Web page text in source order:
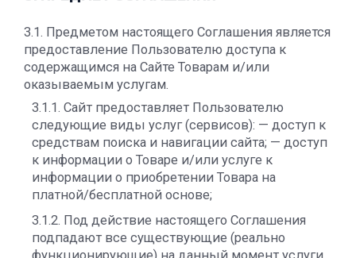
3.1. Предметом настоящего Соглашения является
предоставление Пользователю доступа к
содержащимся на Сайте Товарам и/или
оказываемым услугам.
3.1.1. Сайт предоставляет Пользователю
следующие виды услуг (сервисов): — доступ к
средствам поиска и навигации сайта; — доступ
к информации о Товаре и/или услуге к
информации о приобретении Товара на
платной/бесплатной основе;
3.1.2. Под действие настоящего Соглашения
подпадают все существующие (реально